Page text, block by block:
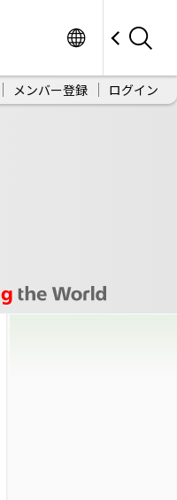
メンバー登録 ログイン